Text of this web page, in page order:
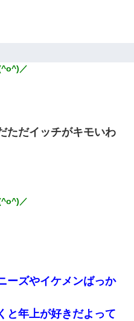
／
ただイッチがキモいわ
／
ーズやイケメンばっか
と年上が好きだよって